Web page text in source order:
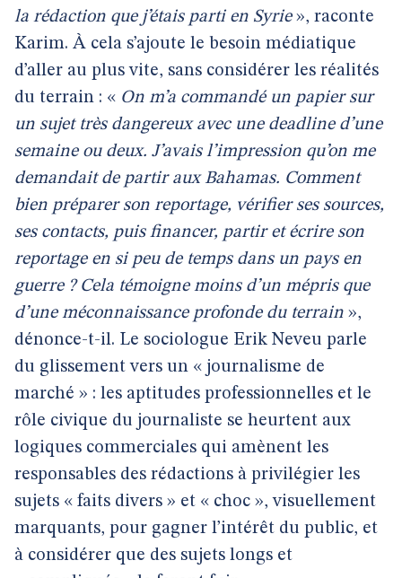
la rédaction que j’étais parti en Syrie», raconte
Karim. À cela s’ajoute le besoin médiatique
d’aller au plus vite, sans considérer les réalités
du terrain : « On m’a commandé un papier sur
un sujet très dangereux avec une deadline d’une
semaine ou deux. J’avais l’impression qu’on me
demandait de partir aux Bahamas. Comment
bien préparer son reportage, vérifier ses sources,
ses contacts, puis financer, partir et écrire son
reportage en si peu de temps dans un pays en
guerre ? Cela témoigne moins d’un mépris que
d’une méconnaissance profonde du terrain »,
dénonce-t-il. Le sociologue Erik Neveu parle
du glissement vers un « journalisme de
marché » : les aptitudes professionnelles et le
rôle civique du journaliste se heurtent aux
logiques commerciales qui amènent les
responsables des rédactions à privilégier les
sujets « faits divers » et « choc », visuellement
marquants, pour gagner l’intérêt du public, et
à considérer que des sujets longs et